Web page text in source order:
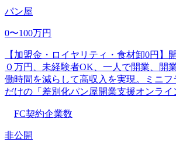
パン屋
0〜100万円
【加盟金・ロイヤリティ・食材卸0円】
０万円、未経験者OK、一人で開業、開
働時間を減らして高収入を実現。ミニフ
だけの「差別化パン屋開業支援オンライ
FC契約企業数
非公開